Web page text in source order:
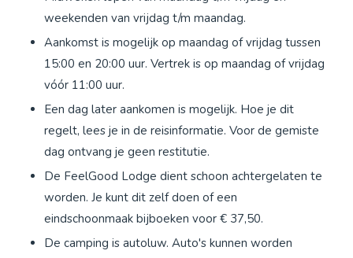
weekenden van vrijdag t/m maandag.
Aankomst is mogelijk op maandag of vrijdag tussen
15:00 en 20:00 uur. Vertrek is op maandag of vrijdag
vóór 11:00 uur.
Een dag later aankomen is mogelijk. Hoe je dit
regelt, lees je in de reisinformatie. Voor de gemiste
dag ontvang je geen restitutie.
De FeelGood Lodge dient schoon achtergelaten te
worden. Je kunt dit zelf doen of een
eindschoonmaak bijboeken voor € 37,50.
De camping is autoluw. Auto's kunnen worden